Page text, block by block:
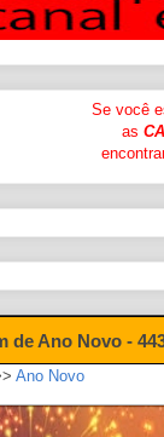
Se você
as
de Ano Novo -
Ano Novo